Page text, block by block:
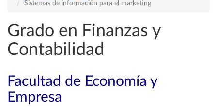
Sistemas de información para el marketing
Grado en Finanzas y
Contabilidad
Facultad de Economía y
Empresa